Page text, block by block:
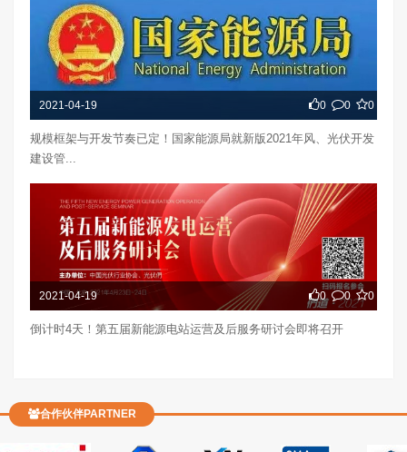
2021-04-19 0 0 0
规模框架与开发节奏已定！国家能源局就新版2021年风、光伏开发
建设管...
2021-04-19 0 0 0
倒计时4天！第五届新能源电站运营及后服务研讨会即将召开
合作伙伴PARTNER